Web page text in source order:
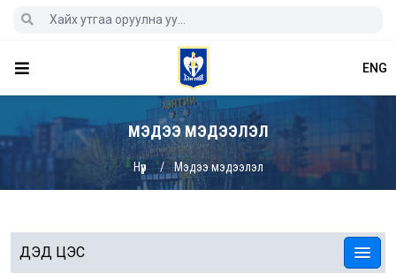
ENG
МЭДЭЭ МЭДЭЭЛЭЛ
Нүүр Мэдээ мэдээлэл
ДЭД ЦЭС